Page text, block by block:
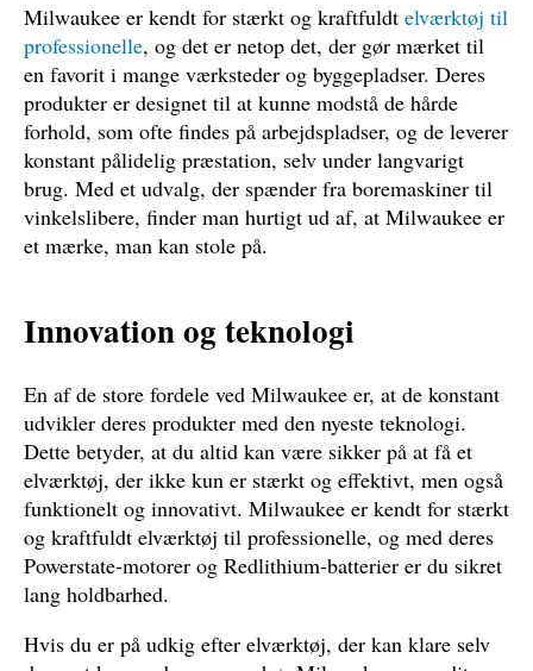
Milwaukee er kendt for stærkt og kraftfuldt elværktøj til
professionelle, og det er netop det, der gør mærket til
en favorit i mange værksteder og byggepladser. Deres
produkter er designet til at kunne modstå de hårde
forhold, som ofte findes på arbejdspladser, og de leverer
konstant pålidelig præstation, selv under langvarigt
brug. Med et udvalg, der spænder fra boremaskiner til
vinkelslibere, finder man hurtigt ud af, at Milwaukee er
et mærke, man kan stole på.
Innovation og teknologi
En af de store fordele ved Milwaukee er, at de konstant
udvikler deres produkter med den nyeste teknologi.
Dette betyder, at du altid kan være sikker på at få et
elværktøj, der ikke kun er stærkt og effektivt, men også
funktionelt og innovativt. Milwaukee er kendt for stærkt
og kraftfuldt elværktøj til professionelle, og med deres
Powerstate-motorer og Redlithium-batterier er du sikret
lang holdbarhed.
Hvis du er på udkig efter elværktøj, der kan klare selv